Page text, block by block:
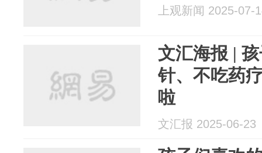
上观新闻 2025-07-
文汇海报 |
针、不吃药
啦
文汇报 2025-06-23